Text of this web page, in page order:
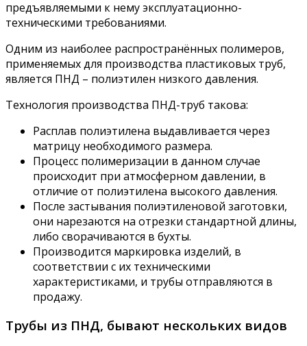
предъявляемыми к нему эксплуатационно-
техническими требованиями.
Одним из наиболее распространённых полимеров,
применяемых для производства пластиковых труб,
является ПНД – полиэтилен низкого давления.
Технология производства ПНД-труб такова:
Расплав полиэтилена выдавливается через
матрицу необходимого размера.
Процесс полимеризации в данном случае
происходит при атмосферном давлении, в
отличие от полиэтилена высокого давления.
После застывания полиэтиленовой заготовки,
они нарезаются на отрезки стандартной длины,
либо сворачиваются в бухты.
Производится маркировка изделий, в
соответствии с их техническими
характеристиками, и трубы отправляются в
продажу.
Трубы из ПНД, бывают нескольких видов